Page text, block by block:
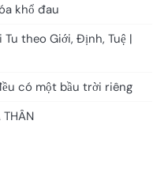
khổ đau
theo Giới, Định, Tuệ |
có một bầu trời riêng